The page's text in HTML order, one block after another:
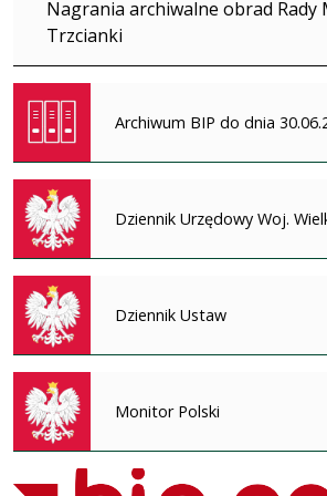
Nagrania archiwalne obrad Rady
Trzcianki
Archiwum BIP do dnia
Dziennik Urzędowy Woj.
Dziennik Ustaw
Monitor Polski